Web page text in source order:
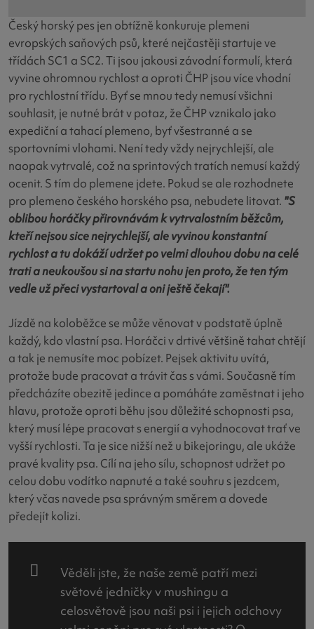
Český horský pes jen obtížně konkuruje plemeni
evropských saňových psů, které nejčastěji startuje ve
třídách SC1 a SC2. Ti jsou jakousi závodní formulí, která
vyvine ohromnou rychlost a oproti ČHP jsou více vhodní
pro rychlostní třídu. Byť se mnou tedy nemusí všichni
souhlasit, je nutné brát v potaz, že ČHP vznikalo jako
expediční a tahací plemeno, byť všestranné a se
sportovními vlohami. Není tedy vždy nejrychlejší, ale
naopak vytrvalé, což na sprintových tratích nemusí každý
ocenit. S tím do plemene jdete. Pokud se ale rozhodnete
pro plemeno českého horského psa, nebudete litovat. "S
oblibou horáčky přirovnávám k vytrvalostním běžcům,
kteří nejsou sice nejrychlejší, ale vyvinou konstantní
rychlost a tu dokáží udržet po velmi dlouhou dobu na celé
trati a neukoušou si na startu nohu jen proto, že ten tým
vedle už přeci vystartoval a oni ještě čekají".
Jízdě na koloběžce se může věnovat v podstatě úplně
každý, kdo vlastní psa. Horáčci v drtivé většině tahat chtějí
a tak je nemusíte moc pobízet. Pejsek aktivitu uvítá,
protože bude pracovat a trávit čas s vámi. Současně tím
předcházíte obezitě jedince a pomáháte zaměstnat i jeho
hlavu, protože oproti běhu jsou důležité schopnosti psa,
který musí lépe pracovat s energií a vyhodnocovat trať ve
vyšší rychlosti. Ta je sice nižší než u bikejoringu, ale ukáže
pravé kvality psa. Cílí na jeho sílu, schopnost udržet po
celou dobu vodítko napnuté a také souhru s jezdcem,
který včas navede psa správným směrem a dovede
předejít kolizi.
Věděli jste, že naše země patří mezi
světové jedničky v mushingu a
celosvětově jsou naši psi i jejich odchovy